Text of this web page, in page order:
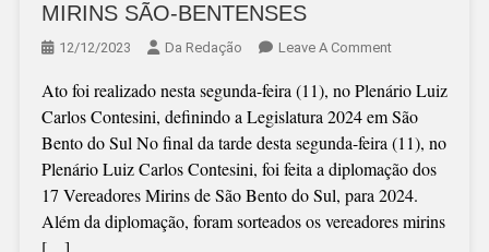
MIRINS SÃO-BENTENSES
12/12/2023 Da Redação Leave A CommentOn
OS
VEREADORES
MIRINS
SÃO-
BENTENSES
Ato foi realizado nesta segunda-feira (11), no Plenário Luiz
Carlos Contesini, definindo a Legislatura 2024 em São
Bento do Sul No final da tarde desta segunda-feira (11), no
Plenário Luiz Carlos Contesini, foi feita a diplomação dos
17 Vereadores Mirins de São Bento do Sul, para 2024.
Além da diplomação, foram sorteados os vereadores mirins
[…]